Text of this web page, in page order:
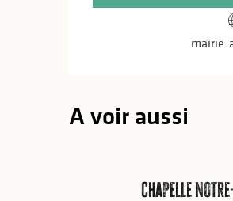
mairie-
A voir aussi
Chapelle